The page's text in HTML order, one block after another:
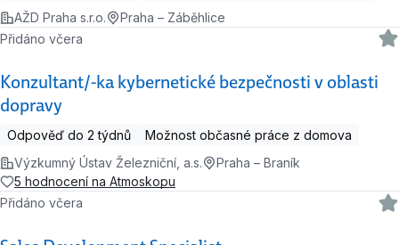
AŽD Praha s.r.o.
Praha – Záběhlice
Konzultant/-ka kybernetické bezpečnosti v oblasti
dopravy
Přidáno včera
Odpověď do 2 týdnů
Možnost občasné práce z domova
Výzkumný Ústav Železniční, a.s.
Praha – Braník
5 hodnocení na Atmoskopu
Přidáno včera